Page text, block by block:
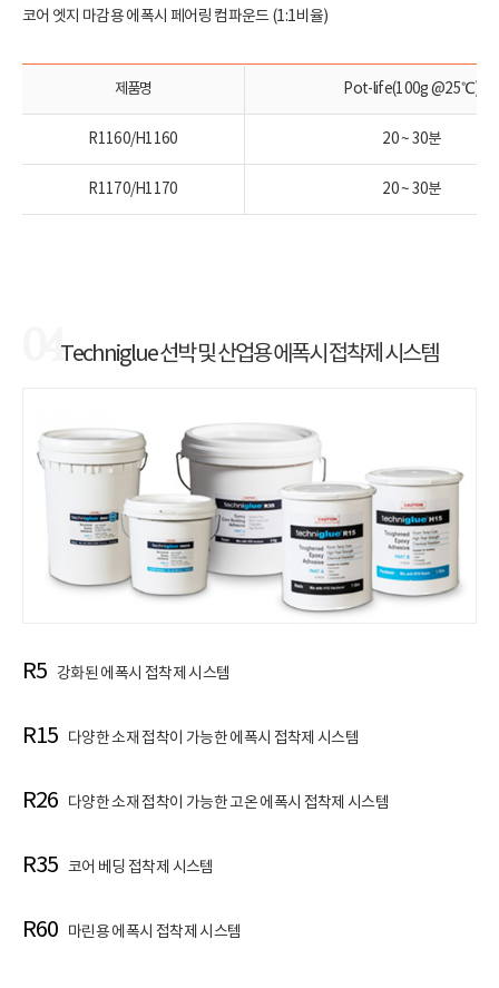
코어 엣지 마감용 에폭시 페어링 컴파운드 (1:1비율)
제품명 Pot-life(100g @25℃)
R1160/H1160 20 ~ 30분
R1170/H1170 20 ~ 30분
Techniglue 선박 및 산업용 에폭시 접착제 시스템
R5 강화된 에폭시 접착제 시스템
R15 다양한 소재 접착이 가능한 에폭시 접착제 시스템
R26 다양한 소재 접착이 가능한 고온 에폭시 접착제 시스템
R35 코어 베딩 접착제 시스템
R60 마린용 에폭시 접착제 시스템